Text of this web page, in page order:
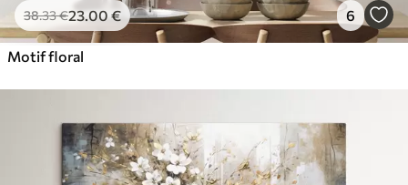
38.33€23.00 € 6
Motif floral